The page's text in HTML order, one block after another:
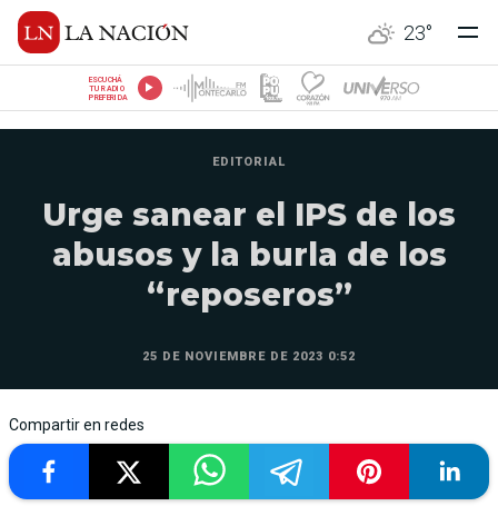
23°
ESCUCHÁ
TU RADIO
PREFERIDA
EDITORIAL
Urge sanear el IPS de los
abusos y la burla de los
“reposeros”
25 DE NOVIEMBRE DE 2023 0:52
Compartir en redes